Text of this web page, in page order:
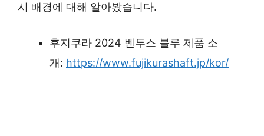
시 배경에 대해 알아봤습니다.
후지쿠라 2024 벤투스 블루 제품 소
개: https://www.fujikurashaft.jp/kor/